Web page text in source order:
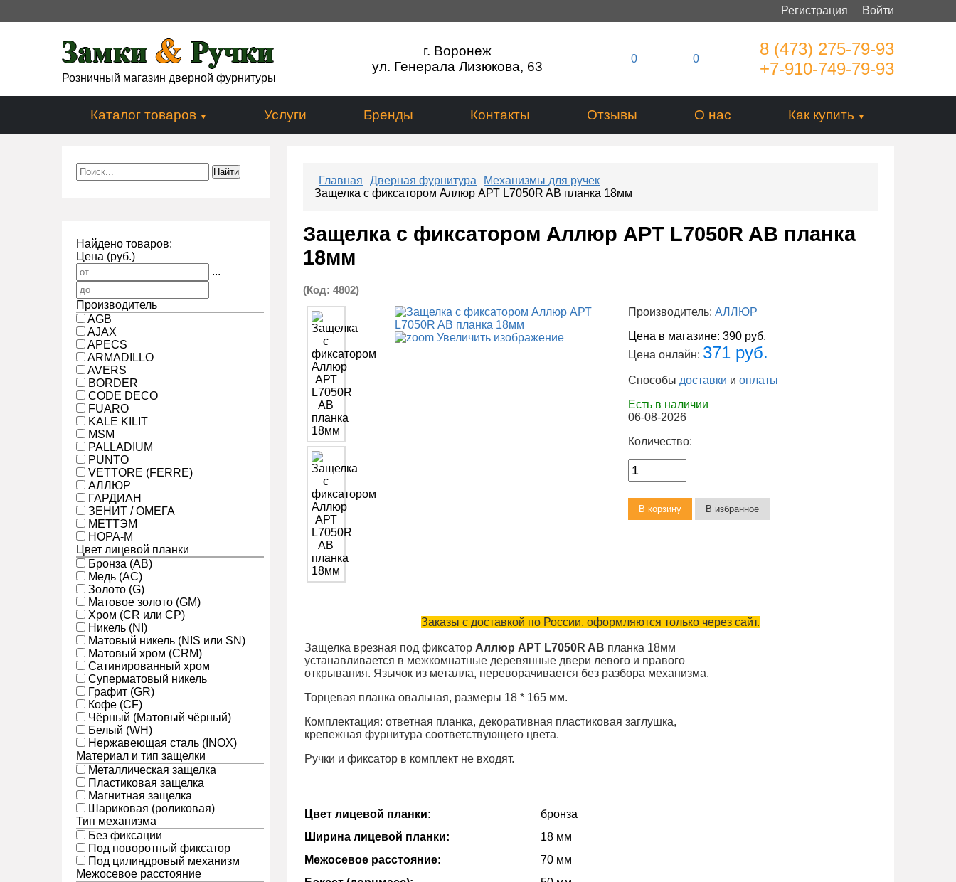
Войти
Регистрация
Розничный магазин дверной фурнитуры
г. Воронеж
ул. Генерала Лизюкова, 63
0 0
8 (473) 275-79-93
+7-910-749-79-93
Каталог товаров Услуги Бренды Контакты Отзывы О нас Как купить
Найдено товаров:
Цена (руб.)
...
Производитель
AGB
AJAX
APECS
ARMADILLO
AVERS
BORDER
CODE DECO
FUARO
KALE KILIT
MSM
PALLADIUM
PUNTO
VETTORE (FERRE)
АЛЛЮР
ГАРДИАН
ЗЕНИТ / ОМЕГА
МЕТТЭМ
НОРА-М
Цвет лицевой планки
Бронза (AB)
Медь (AC)
Золото (G)
Матовое золото (GM)
Хром (CR или CP)
Никель (NI)
Матовый никель (NIS или SN)
Матовый хром (CRM)
Сатинированный хром
Суперматовый никель
Графит (GR)
Кофе (CF)
Чёрный (Матовый чёрный)
Белый (WH)
Нержавеющая сталь (INOX)
Материал и тип защелки
Металлическая защелка
Пластиковая защелка
Магнитная защелка
Шариковая (роликовая)
Тип механизма
Без фиксации
Под поворотный фиксатор
Под цилиндровый механизм
Межосевое расстояние
Главная Дверная фурнитура
Механизмы для ручек
Защелка с фиксатором Аллюр АРТ L7050R AB планка 18мм
Защелка с фиксатором Аллюр АРТ L7050R AB планка
18мм
(Код:4802)
Увеличить изображение
Производитель:АЛЛЮР
Цена в магазине:390 руб.
Цена онлайн: 371 руб.
Способы доставки иоплаты
Есть в наличии
06-08-2026
Количество:
Заказы с доставкой по России, оформляются только через сайт.
Защелка врезная под фиксатор Аллюр АРТ L7050R AB планка 18мм
устанавливается в межкомнатные деревянные двери левого и правого
открывания. Язычок из металла, переворачивается без разбора механизма.
Торцевая планка овальная, размеры 18 * 165 мм.
Комплектация: ответная планка, декоративная пластиковая заглушка,
крепежная фурнитура соответствующего цвета.
Ручки и фиксатор в комплект не входят.
Цвет лицевой планки:
бронза
Ширина лицевой планки:
18 мм
Межосевое расстояние:
70 мм